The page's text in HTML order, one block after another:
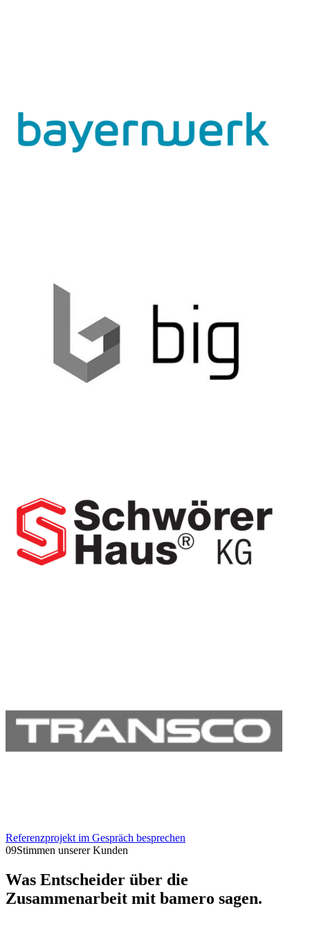
Referenzprojekt im Gespräch besprechen
09Stimmen unserer Kunden
Was Entscheider über die
Zusammenarbeit mit bamero sagen.